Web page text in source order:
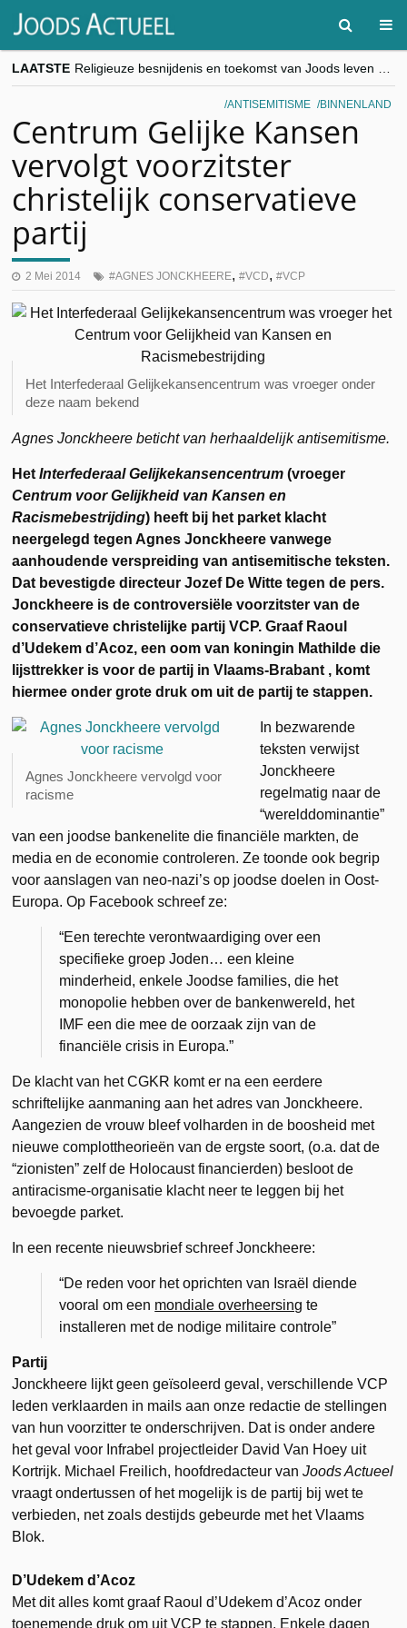
LAATSTE
“Besnijdenisdebat toont hoe moeilijk seculiere Westen minderheden begrijpt”, Jinnih Beels (Vooruit)
CITYTRIP | ROEMENIË – Boekarest: de verrassing van Oost-Europa
ANTISEMITISME BINNENLAND
Centrum Gelijke Kansen
vervolgt voorzitster
christelijk conservatieve
partij
2 Mei 2014 AGNES JONCKHEERE, VCD, VCP
Het Interfederaal Gelijkekansencentrum was vroeger onder
deze naam bekend
Agnes Jonckheere beticht van herhaaldelijk antisemitisme.
HetInterfederaal Gelijkekansencentrum (vroeger
Centrum voor Gelijkheid van Kansen en
Racismebestrijding) heeft bij het parket klacht
neergelegd tegen Agnes Jonckheere vanwege
aanhoudende verspreiding van antisemitische teksten.
Dat bevestigde directeur Jozef De Witte tegen de pers.
Jonckheere is de controversiële voorzitster van de
conservatieve christelijke partij VCP. Graaf Raoul
d’Udekem d’Acoz, een oom van koningin Mathilde die
lijsttrekker is voor de partij in Vlaams-Brabant , komt
hiermee onder grote druk om uit de partij te stappen.
Agnes Jonckheere vervolgd voor
racisme
In bezwarende
teksten verwijst
Jonckheere
regelmatig naar de
“werelddominantie”
van een joodse bankenelite die financiële markten, de
media en de economie controleren. Ze toonde ook begrip
voor aanslagen van neo-nazi’s op joodse doelen in Oost-
Europa. Op Facebook schreef ze:
“Een terechte verontwaardiging over een
specifieke groep Joden… een kleine
minderheid, enkele Joodse families, die het
monopolie hebben over de bankenwereld, het
IMF een die mee de oorzaak zijn van de
financiële crisis in Europa.”
De klacht van het CGKR komt er na een eerdere
schriftelijke aanmaning aan het adres van Jonckheere.
Aangezien de vrouw bleef volharden in de boosheid met
nieuwe complottheorieën van de ergste soort, (o.a. dat de
“zionisten” zelf de Holocaust financierden) besloot de
antiracisme-organisatie klacht neer te leggen bij het
bevoegde parket.
In een recente nieuwsbrief schreef Jonckheere:
“De reden voor het oprichten van Israël diende
vooral om een mondiale overheersing te
installeren met de nodige militaire controle”
Partij
Jonckheere lijkt geen geïsoleerd geval, verschillende VCP
leden verklaarden in mails aan onze redactie de stellingen
van hun voorzitter te onderschrijven. Dat is onder andere
het geval voor Infrabel projectleider David Van Hoey uit
Kortrijk. Michael Freilich, hoofdredacteur vanJoods Actueel
vraagt ondertussen of het mogelijk is de partij bij wet te
verbieden, net zoals destijds gebeurde met het Vlaams
Blok.
D’Udekem d’Acoz
Met dit alles komt graaf Raoul d’Udekem d’Acoz onder
toenemende druk om uit VCP te stappen. Enkele dagen